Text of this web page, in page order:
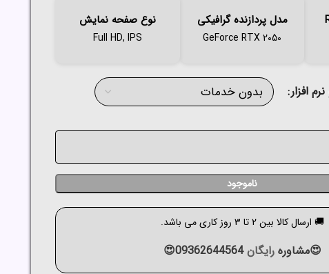
مدل پردازنده گرافیکی
GeForce RTX 2050
نوع صفحه نمایش
Full HD, IPS
افزار
ناموجود
🚚 ارسال کالا بین 2 تا 3 روز کاری می باشد.
😍مشاورهرایگان09362644564😍